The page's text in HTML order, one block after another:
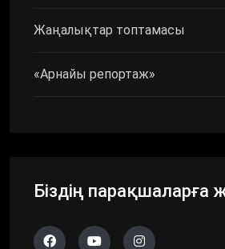
Жаңалықтар топтамасы
«Арнайы репортаж»
Біздің